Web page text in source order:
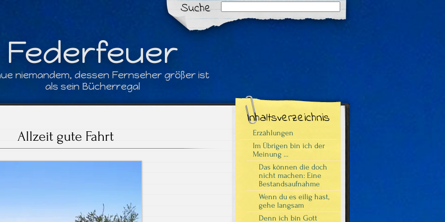
Suche
für:
Federfeuer
niemandem, dessen Fernseher größer ist
als sein Bücherregal
Allzeit gute Fahrt
Inhaltsverzeichnis
Erzählungen
Im Übrigen bin ich der
Meinung …
Das können die doch
nicht machen: Eine
Bestandsaufnahme
Wenn du es eilig hast,
gehe langsam
Denn ich bin Gott